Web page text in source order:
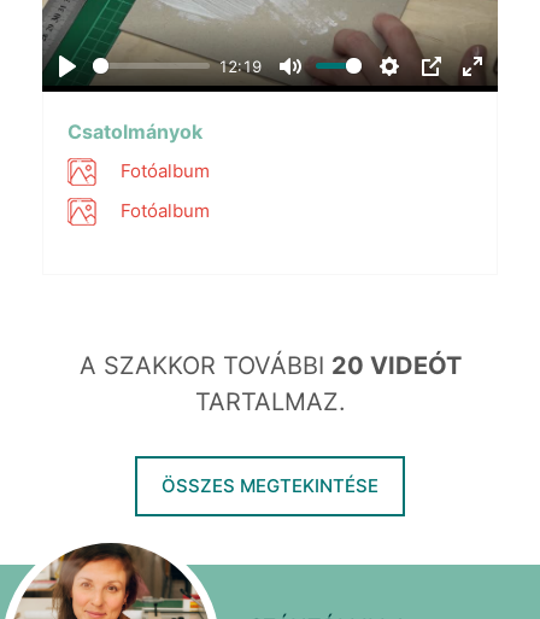
Play
12:19
Mute Settings
PIP Enter
Csatolmányok
Fotóalbum
Fotóalbum
A SZAKKOR TOVÁBBI 20 VIDEÓT
TARTALMAZ.
ÖSSZES MEGTEKINTÉSE